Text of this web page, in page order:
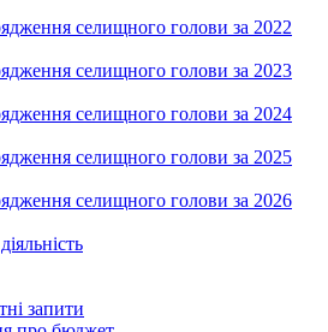
селищного голови за 2022
селищного голови за 2023
селищного голови за 2024
селищного голови за 2025
селищного голови за 2026
запити